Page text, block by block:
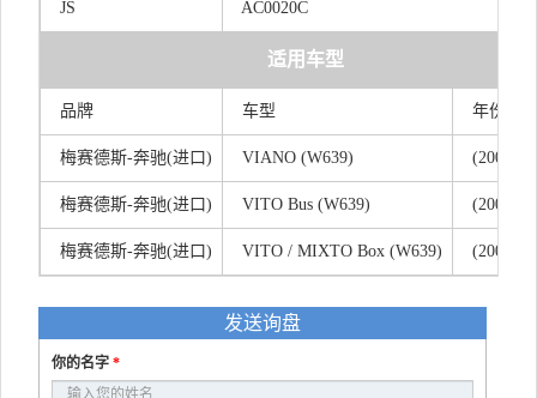
JS AC0020C
适用车型
品牌 车型 年份
梅赛德斯-奔驰(进口) VIANO (W639) (2003/
梅赛德斯-奔驰(进口) VITO Bus (W639) (2003/
梅赛德斯-奔驰(进口) VITO / MIXTO Box (W639) (2003/
发送询盘
你的名字 *